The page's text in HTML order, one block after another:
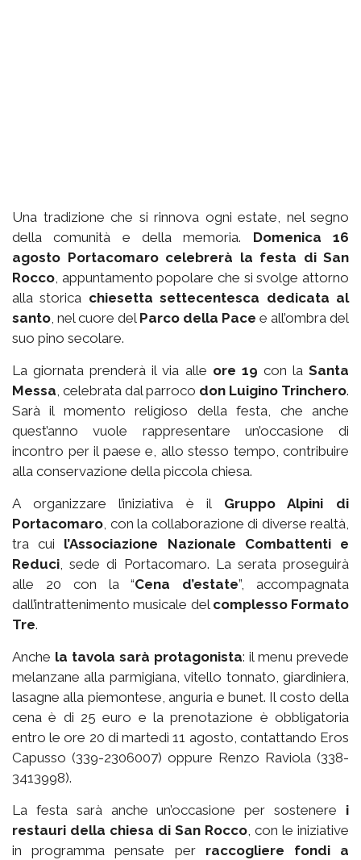
Una tradizione che si rinnova ogni estate, nel segno
della comunità e della memoria. Domenica 16
agosto Portacomaro celebrerà la festa di San
Rocco, appuntamento popolare che si svolge attorno
alla storica chiesetta settecentesca dedicata al
santo, nel cuore del Parco della Pace e all’ombra del
suo pino secolare.
La giornata prenderà il via alle ore 19 con laSanta
Messa, celebrata dal parroco don Luigino Trinchero.
Sarà il momento religioso della festa, che anche
quest’anno vuole rappresentare un’occasione di
incontro per il paese e, allo stesso tempo, contribuire
alla conservazione della piccola chiesa.
A organizzare l’iniziativa è il Gruppo Alpini di
Portacomaro, con la collaborazione di diverse realtà,
tra cui l’Associazione Nazionale Combattenti e
Reduci, sede di Portacomaro. La serata proseguirà
alle 20 con la “Cena d’estate”, accompagnata
dall’intrattenimento musicale del complesso Formato
Tre.
Anche la tavola sarà protagonista: il menu prevede
melanzane alla parmigiana, vitello tonnato, giardiniera,
lasagne alla piemontese, anguria e bunet. Il costo della
cena è di 25 euro e la prenotazione è obbligatoria
entro le ore 20 di martedì 11 agosto, contattando Eros
Capusso (339-2306007) oppure Renzo Raviola (338-
3413998).
La festa sarà anche un’occasione per sostenere i
restauri della chiesa di San Rocco, con le iniziative
in programma pensate per raccogliere fondi a